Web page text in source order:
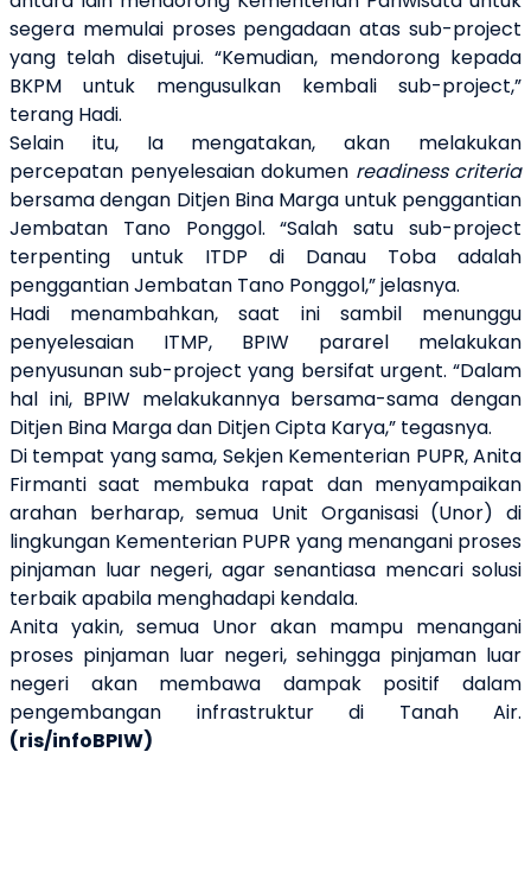
segera memulai proses pengadaan atas sub-project
yang telah disetujui. “Kemudian, mendorong kepada
BKPM untuk mengusulkan kembali sub-project,”
terang Hadi.
Selain itu, Ia mengatakan, akan melakukan
percepatan penyelesaian dokumen readiness criteria
bersama dengan Ditjen Bina Marga untuk penggantian
Jembatan Tano Ponggol. “Salah satu sub-project
terpenting untuk ITDP di Danau Toba adalah
penggantian Jembatan Tano Ponggol,” jelasnya.
Hadi menambahkan, saat ini sambil menunggu
penyelesaian ITMP, BPIW pararel melakukan
penyusunan sub-project yang bersifat urgent. “Dalam
hal ini, BPIW melakukannya bersama-sama dengan
Ditjen Bina Marga dan Ditjen Cipta Karya,” tegasnya.
Di tempat yang sama, Sekjen Kementerian PUPR, Anita
Firmanti saat membuka rapat dan menyampaikan
arahan berharap, semua Unit Organisasi (Unor) di
lingkungan Kementerian PUPR yang menangani proses
pinjaman luar negeri, agar senantiasa mencari solusi
terbaik apabila menghadapi kendala.
Anita yakin, semua Unor akan mampu menangani
proses pinjaman luar negeri, sehingga pinjaman luar
negeri akan membawa dampak positif dalam
pengembangan infrastruktur di Tanah Air.
(ris/infoBPIW)